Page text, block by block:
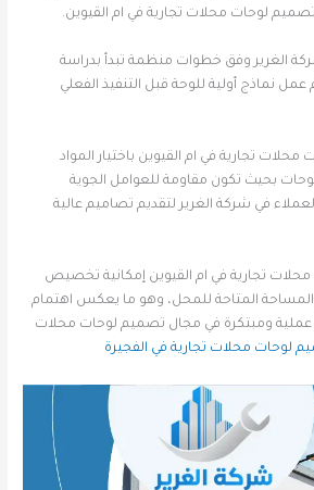
لوحات محلات تجارية في ام القيوين.
الغرير وفق خطوات منظمة تبدأ بدراسة
نماذج أولية للوحة قبل التنفيذ الفعلي
تجارية في ام القيوين باختيار المواد
بحيث تكون مقاومة للعوامل الجوية
في شركة الغرير لتقديم تصاميم عالية
تجارية في ام القيوين إمكانية تخصيص
المتاحة للمحل، وهو ما يعكس اهتمام
عملية ومبتكرة في مجال تصميم لوحات محلات
لوحات محلات تجارية في الفجيرة